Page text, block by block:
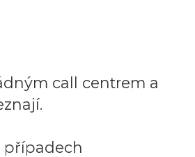
call centrem a
případech